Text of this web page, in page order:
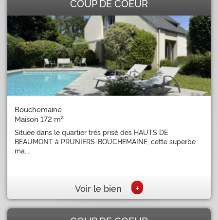
COUP DE COEUR
Bouchemaine
Maison 172 m²
Située dans le quartier très prisé des HAUTS DE
BEAUMONT à PRUNIERS-BOUCHEMAINE, cette superbe
ma...
Voir le bien +